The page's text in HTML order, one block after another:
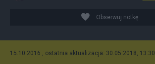
Obserwuj notkę
15.10.2016 , ostatnia aktualizacja: 30.05.2018, 13:30